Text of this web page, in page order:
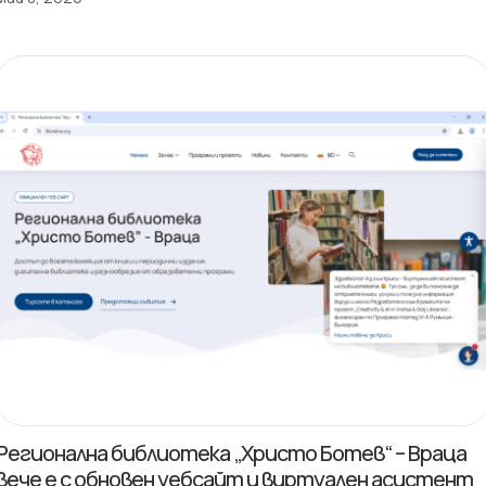
библиотека „Христо Ботев“ – Враца
е с обновен уебсайт и виртуален асистент